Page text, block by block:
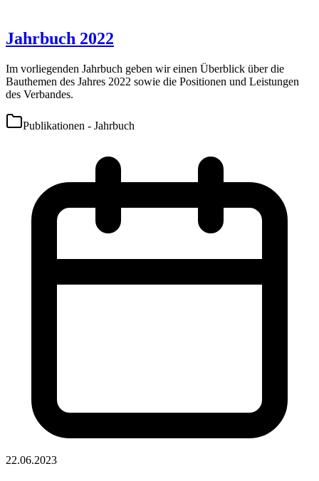
Jahrbuch 2022
Im vorliegenden Jahrbuch geben wir einen Überblick über die
Bauthemen des Jahres 2022 sowie die Positionen und Leistungen
des Verbandes.
Publikationen - Jahrbuch
22.06.2023